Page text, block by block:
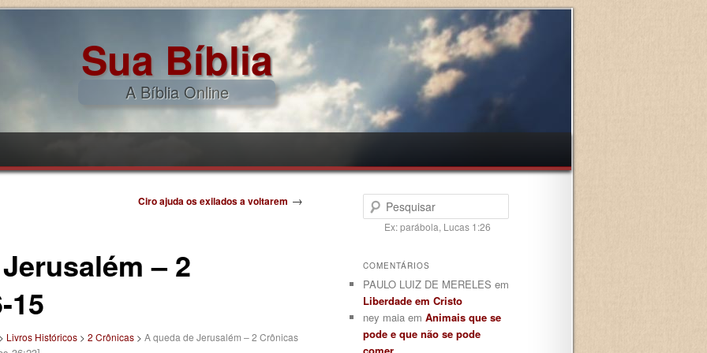
Sua Bíblia
A Bíblia Online
Ciro ajuda os exilados a voltarem →
– 2
15
> Livros Históricos > 2 Crônicas > A queda de Jerusalém – 2 Crônicas
Pesquisar
Ex: parábola, Lucas 1:26
COMENTÁRIOS
PAULO LUIZ DE MERELES em
Liberdade em Cristo
ney maia em Animais que se
pode e que não se pode
comer